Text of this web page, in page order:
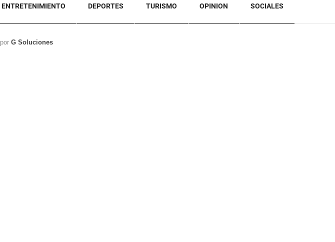
ENTRETENIMIENTO DEPORTES TURISMO OPINION SOCIALES
por G Soluciones